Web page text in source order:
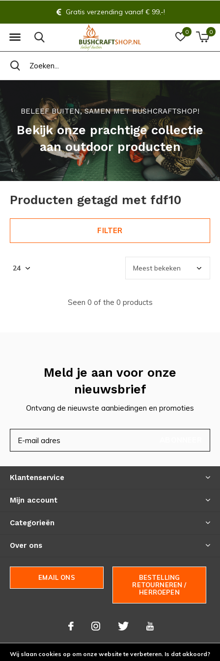
0 0
Gratis verzending vanaf € 99,-!
BELEEF BUITEN, SAMEN MET BUSHCRAFTSHOP!
Bekijk onze prachtige collectie
aan outdoor producten
Producten getagd met fdf10
FILTER
Seen 0 of the 0 products
Meld je aan voor onze
nieuwsbrief
Ontvang de nieuwste aanbiedingen en promoties
Klantenservice
Mijn account
Categorieën
Over ons
EMAIL ONS
BESTELLING
RETOURNEREN /
HERROEPEN
Wij slaan cookies op om onze website te verbeteren. Is dat akkoord?